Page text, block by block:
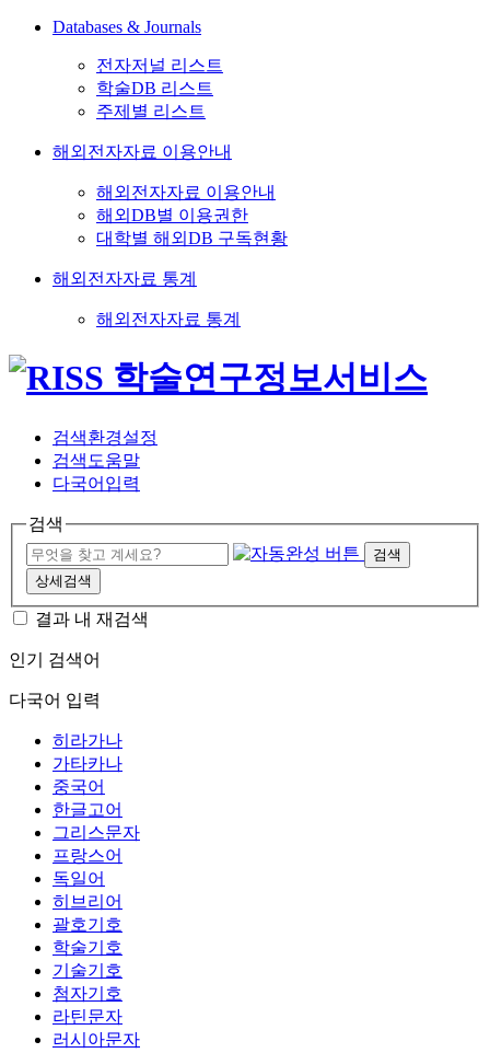
Databases & Journals
전자저널 리스트
학술DB 리스트
주제별 리스트
해외전자자료 이용안내
해외전자자료 이용안내
해외DB별 이용권한
대학별 해외DB 구독현황
해외전자자료 통계
해외전자자료 통계
검색환경설정
검색도움말
다국어입력
검색
검색
상세검색
결과 내 재검색
인기 검색어
다국어 입력
히라가나
가타카나
중국어
한글고어
그리스문자
프랑스어
독일어
히브리어
괄호기호
학술기호
기술기호
첨자기호
라틴문자
러시아문자